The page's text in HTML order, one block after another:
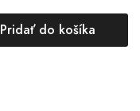
Pridať do košíka